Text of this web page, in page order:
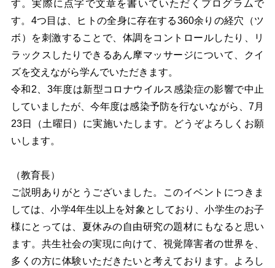
す。実際に点字で文章を書いていただくプログラムで
す。4つ目は、ヒトの全身に存在する360余りの経穴（ツ
ボ）を刺激することで、体調をコントロールしたり、リ
ラックスしたりできるあん摩マッサージについて、クイ
ズを交えながら学んでいただきます。
令和2、3年度は新型コロナウイルス感染症の影響で中止
していましたが、今年度は感染予防を行ないながら、7月
23日（土曜日）に実施いたします。どうぞよろしくお願
いします。
（教育長）
ご説明ありがとうございました。このイベントにつきま
しては、小学4年生以上を対象としており、小学生のお子
様にとっては、夏休みの自由研究の題材にもなると思い
ます。共生社会の実現に向けて、視覚障害者の世界を、
多くの方に体験いただきたいと考えております。よろし